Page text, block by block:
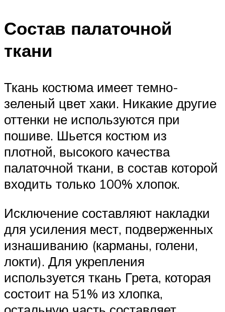
Состав палаточной
ткани
Ткань костюма имеет темно-
зеленый цвет хаки. Никакие другие
оттенки не используются при
пошиве. Шьется костюм из
плотной, высокого качества
палаточной ткани, в состав которой
входить только 100% хлопок.
Исключение составляют накладки
для усиления мест, подверженных
изнашиванию (карманы, голени,
локти). Для укрепления
используется ткань Грета, которая
состоит на 51% из хлопка,